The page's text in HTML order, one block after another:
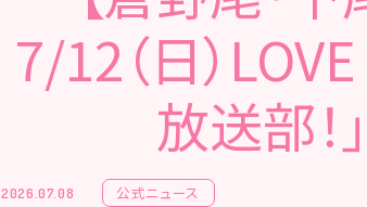
7/12（日）
放送部！
2026.07.08 公式ニュース